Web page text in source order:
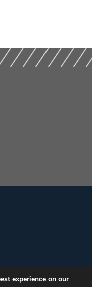
experience on our